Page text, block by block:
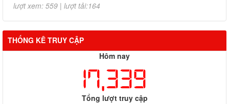
lượt xem: 559 | lượt tải:164
THỐNG KÊ TRUY CẬP
Hôm nay
17,339
Tổng lượt truy cập